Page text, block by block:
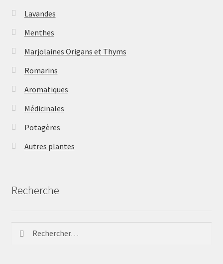
Lavandes
Menthes
Marjolaines Origans et Thyms
Romarins
Aromatiques
Médicinales
Potagères
Autres plantes
Recherche